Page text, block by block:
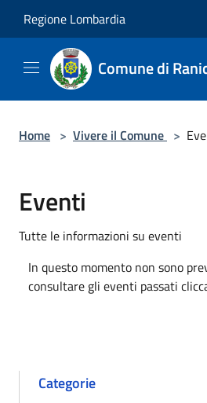
Regione Lombardia
Comune di
Home > Vivere il Comune >
Eventi
Tutte le informazioni su eventi
In questo momento non sono
consultare gli eventi passati
Categorie